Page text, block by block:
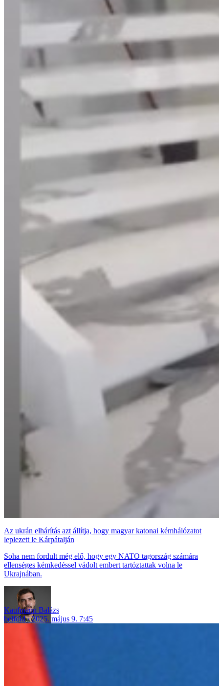
Az ukrán elhárítás azt állítja, hogy magyar katonai kémhálózatot
leplezett le Kárpátalján
Soha nem fordult még elő, hogy egy NATO tagország számára
ellenséges kémkedéssel vádolt embert tartóztattak volna le
Ukrajnában.
Kaufmann Balázs
belföld
2025. május 9. 7:45